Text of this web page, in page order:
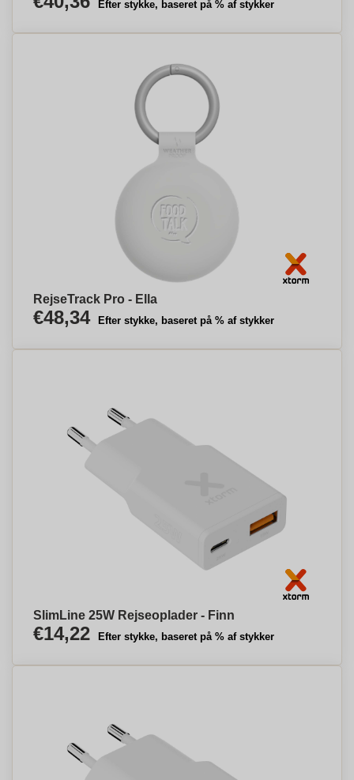
Efter stykke, baseret på % af stykker
RejseTrack Pro - Ella
€48,34 Efter stykke, baseret på % af stykker
SlimLine 25W Rejseoplader - Finn
€14,22 Efter stykke, baseret på % af stykker